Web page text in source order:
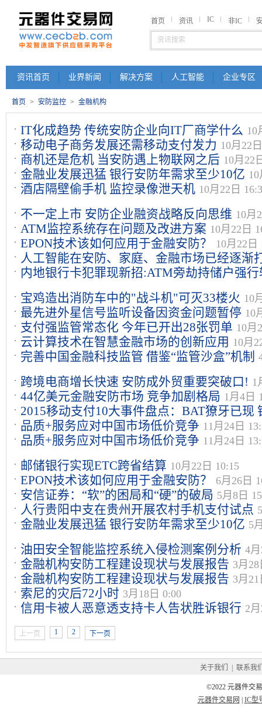
首页 资讯 IC 非IC
资讯首页 业界新闻 解决方案 人工智能 企业专区
首页 > 安防监控 > 金融机构
IT化成趋势 传统安防企业向IT厂商学什么 10
移动电子商务发展还需移动支付发力 10月22
商机还是危机 当安防遇上物联网之后 10月22
金融业发展迅猛 银行安防年需求至少10亿
酒店隔壁偷手机 监控录像泄天机 10月22日
不一定上市 安防企业融资战略反向思维 10月
ATM监控系统存在问题及改进方案 10月22日
EPON技术该如何应用于金融安防？ 10月22日
人工智能在安防、家庭、金融市场已经逐渐
内地银行卡犯罪现新招:ATM旁劫持储户强行
宝鸡造出消防车中的"战斗机"可灭33楼火 10
最先进外星信号监听设备因资金问题暂停 10
支付强监管常态化 今年已开出28张罚单 10月
云计算技术在智慧金融市场的创新应用 10月
完善中国金融科技监管 借鉴“监管沙盒”机制
跨境电商增长快速 安防成外贸重要突破口! 1
44亿美元金融安防市场 竞争加剧格局 1月4日
2015移动支付10大事件盘点：BAT獠牙已现
日 11:01
品质+服务应对中国市场低价竞争 11月24日
品质+服务应对中国市场低价竞争 11月24日
邮储银行实现ETC跨省结算 10月22日 10:15
EPON技术该如何应用于金融安防？ 6月26日
安信证券：“软”的困局和“硬”的破局 5月8日
人行贵阳中支在贵州开展农村手机支付试点
金融业发展迅猛 银行安防年需求至少10亿 5
油田安全智能监控系统入侵检测案例分析 4
金融机构安防工程建设现状与发展报告 3月28
金融机构安防工程建设现状与发展报告 3月21
索尼的灾后72小时 3月18日 0:00
信用卡被人恶意透支持卡人告状胜诉银行 2
上一页 1 2 下一页
关于我们 联系我
©2022 元器件交
元器件交易网
IC型